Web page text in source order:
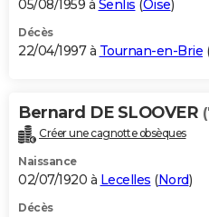
05/08/1959 à Senlis (Oise)
Décès
22/04/1997 à Tournan-en-Brie (
Bernard DE SLOOVER
Créer une cagnotte obsèques
Naissance
02/07/1920 à Lecelles (Nord)
Décès